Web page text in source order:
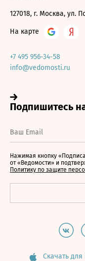
127018, г. Москва, ул.
На карте
+7 495 956-34-58
info@vedomosti.ru
Нажимая кнопку
от «Ведомости» и
Политику по защите
Скачать для